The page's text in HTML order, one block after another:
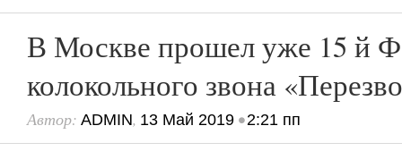
В Москве прошел уже 15 й
колокольного звона
Автор: ADMIN, 13 Май 2019 •2:21 пп